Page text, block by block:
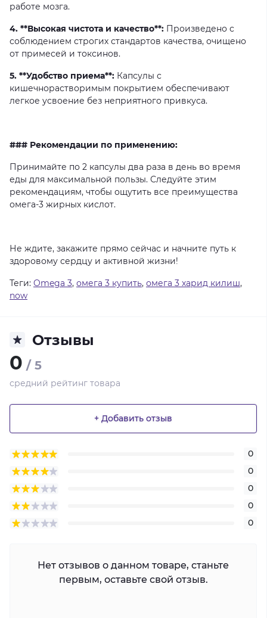
работе мозга.
4. **Высокая чистота и качество**: Произведено с
соблюдением строгих стандартов качества, очищено
от примесей и токсинов.
5. **Удобство приема**: Капсулы с
кишечнорастворимым покрытием обеспечивают
легкое усвоение без неприятного привкуса.
### Рекомендации по применению:
Принимайте по 2 капсулы два раза в день во время
еды для максимальной пользы. Следуйте этим
рекомендациям, чтобы ощутить все преимущества
омега-3 жирных кислот.
Не ждите, закажите прямо сейчас и начните путь к
здоровому сердцу и активной жизни!
Теги: Omega 3, омега 3 купить, омега 3 харид килиш,
now
Отзывы
0 / 5
средний рейтинг товара
+ Добавить отзыв
0
0
0
0
0
Нет отзывов о данном товаре, станьте
первым, оставьте свой отзыв.